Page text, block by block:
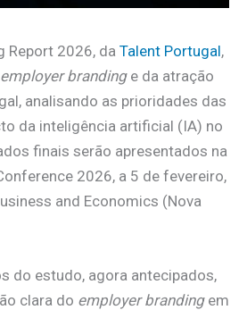
Report 2026, da Talent Portugal,
employer brandinge da atração
analisando as prioridades das
da inteligência artificial (IA) no
finais serão apresentados na
2026, a 5 de fevereiro,
and Economics (Nova
do estudo, agora antecipados,
clara do employer brandingem